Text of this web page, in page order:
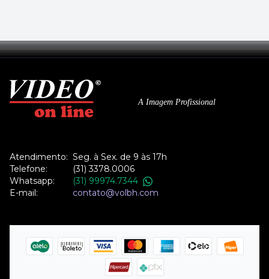
A Imagem Profissional
Atendimento: Seg. à Sex. de 9 às 17h
Telefone:
(31) 3378.0006
Whatsapp:
(31) 99974.7344
E-mail:
contato@volbh.com